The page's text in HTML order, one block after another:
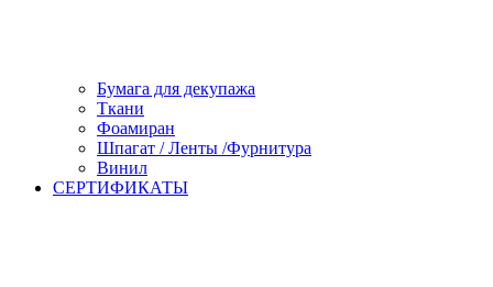
Бумага для декупажа
Ткани
Фоамиран
Шпагат / Ленты /Фурнитура
Винил
СЕРТИФИКАТЫ